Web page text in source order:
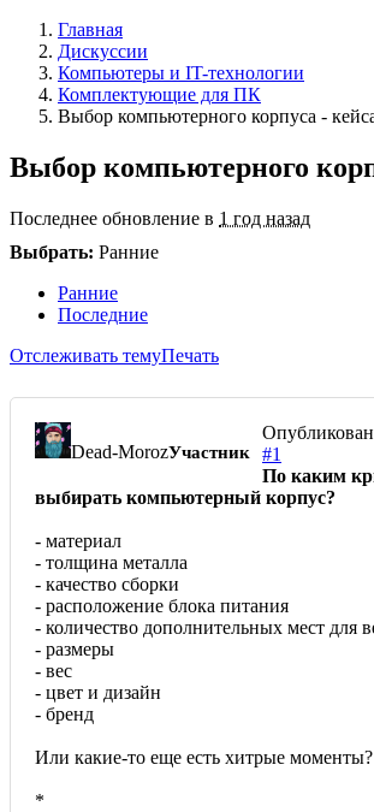
Главная
Дискуссии
Компьютеры и IT-технологии
Комплектующие для ПК
Выбор компьютерного корпуса -
Выбор компьютерного
Последнее обновление в 1 год назад
Выбрать: Ранние
Ранние
Последние
Отслеживать темуПечать
Dead-MorozУчастник
#1
По каким
выбирать компьютерный корпус?
- материал
- толщина металла
- качество сборки
- расположение блока питания
- количество дополнительных мест для
- размеры
- вес
- цвет и дизайн
- бренд
Или какие-то еще есть хитрые моменты?
*